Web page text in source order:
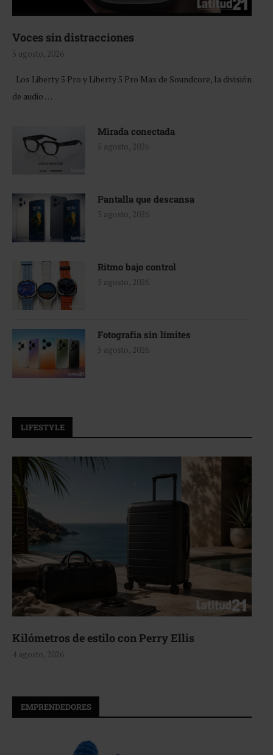
Voces sin distracciones
5 agosto, 2026
Los Liberty 5 Pro y Liberty 5 Pro Max de Soundcore, la división
de audio …
Mirada conectada
5 agosto, 2026
Pantalla que descansa
5 agosto, 2026
Ritmo bajo control
5 agosto, 2026
Fotografía sin límites
5 agosto, 2026
LIFESTYLE
de estilo con Perry Ellis
EMPRENDEDORES